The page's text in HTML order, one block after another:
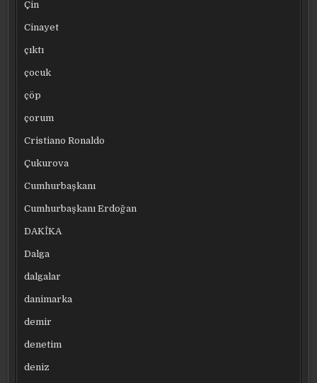
Çin
Cinayet
çıktı
çocuk
çöp
çorum
Cristiano Ronaldo
Çukurova
Cumhurbaşkanı
Cumhurbaşkanı Erdoğan
DAKİKA
Dalga
dalgalar
danimarka
demir
denetim
deniz